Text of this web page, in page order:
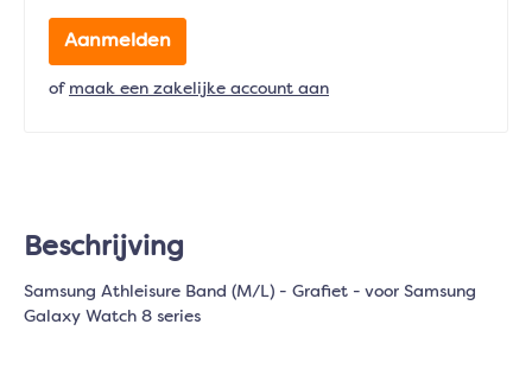
Aanmelden
of maak een zakelijke account aan
Beschrijving
Samsung Athleisure Band (M/L) - Grafiet - voor Samsung
Galaxy Watch 8 series